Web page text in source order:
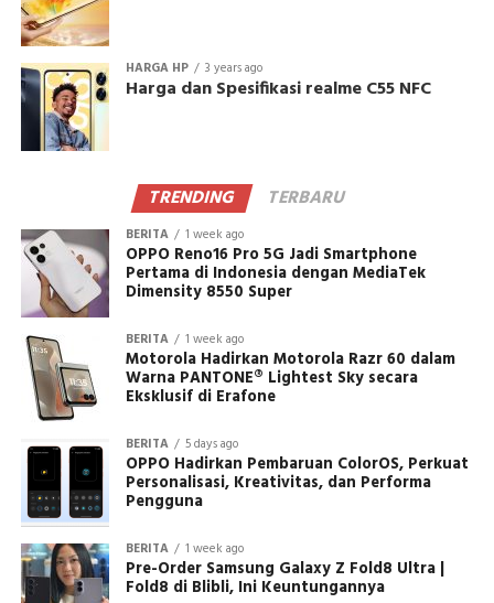
HARGA HP 3 years ago
Harga dan Spesifikasi realme C55 NFC
TRENDING TERBARU
BERITA 1 week ago
OPPO Reno16 Pro 5G Jadi Smartphone
Pertama di Indonesia dengan MediaTek
Dimensity 8550 Super
BERITA 1 week ago
Motorola Hadirkan Motorola Razr 60 dalam
Warna PANTONE® Lightest Sky secara
Eksklusif di Erafone
BERITA 5 days ago
OPPO Hadirkan Pembaruan ColorOS, Perkuat
Personalisasi, Kreativitas, dan Performa
Pengguna
BERITA 1 week ago
Pre-Order Samsung Galaxy Z Fold8 Ultra |
Fold8 di Blibli, Ini Keuntungannya